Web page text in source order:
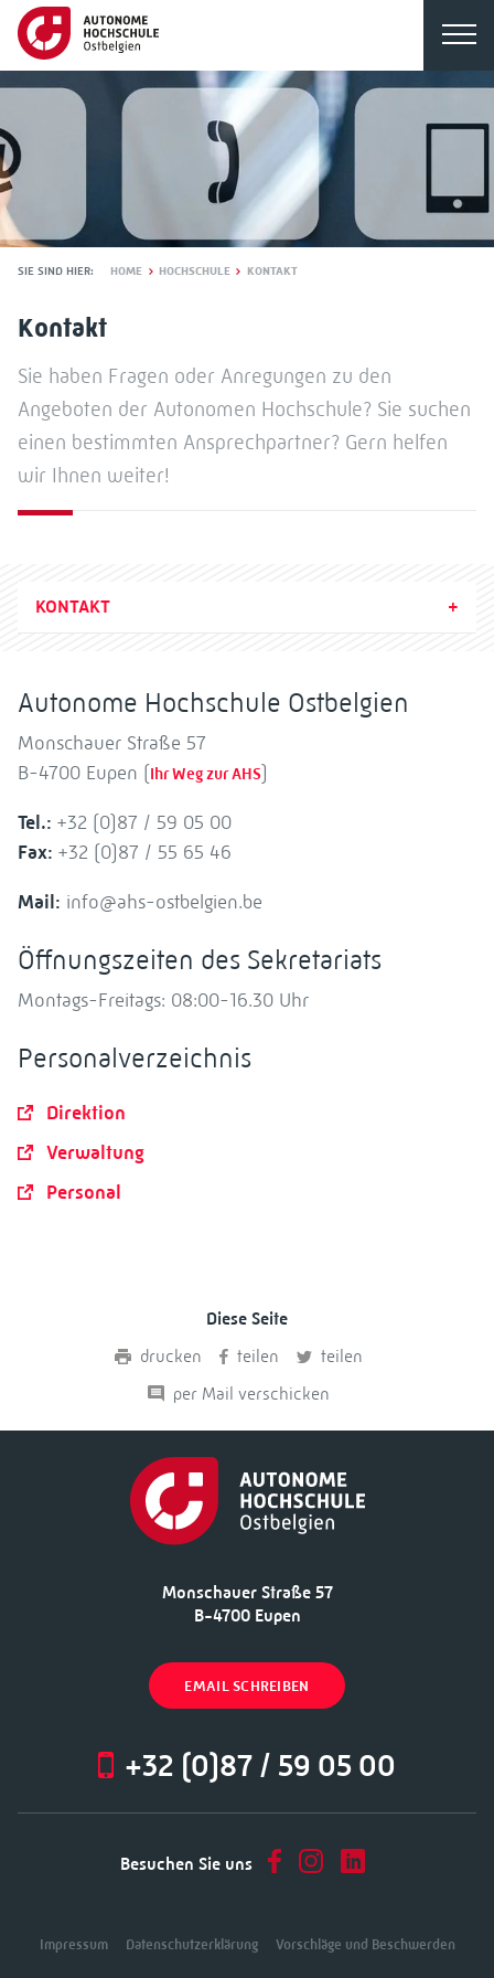
SIE SIND HIER: HOME HOCHSCHULE KONTAKT
Kontakt
Sie haben Fragen oder Anregungen zu den
Angeboten der Autonomen Hochschule? Sie suchen
einen bestimmten Ansprechpartner? Gern helfen
wir Ihnen weiter!
KONTAKT
Autonome Hochschule Ostbelgien
Monschauer Straße 57
B-4700 Eupen (Ihr Weg zur AHS)
Tel.: +32 (0)87 / 59 05 00
Fax: +32 (0)87 / 55 65 46
Mail: info@ahs-ostbelgien.be
Öffnungszeiten des Sekretariats
Montags-Freitags: 08:00-16.30 Uhr
Personalverzeichnis
Direktion
Verwaltung
Personal
Diese Seite
drucken
teilen
teilen
per Mail verschicken
Monschauer Straße 57
B-4700 Eupen
EMAIL SCHREIBEN
+32 (0)87 / 59 05 00
Besuchen Sie uns
Impressum Datenschutzerklärung Vorschläge und Beschwerden